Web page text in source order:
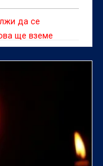
да се
ще вземе